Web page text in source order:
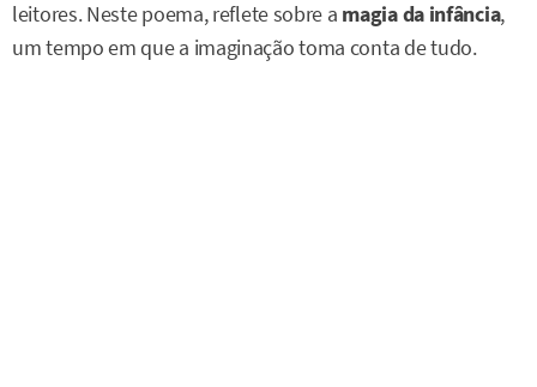
leitores. Neste poema, reflete sobre a magia da infância,
um tempo em que a imaginação toma conta de tudo.